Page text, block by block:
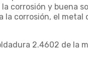
corrosión y buena
corrosión, el
2.4602 de